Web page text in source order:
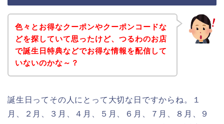
色々とお得なクーポンやクーポンコードな
どを探していて思ったけど、つるわのお店
で誕生日特典などでお得な情報を配信して
いないのかな～？
誕生日ってその人にとって大切な日ですからね。１
月、２月、３月、４月、５月、６月、７月、８月、９